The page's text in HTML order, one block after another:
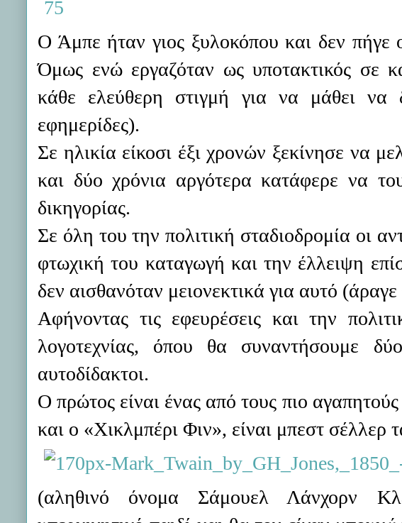
Ο Άμπε ήταν γιος ξυλοκόπου και δεν πήγε
Όμως ενώ εργαζόταν ως υποτακτικός σε
κάθε ελεύθερη στιγμή για να μάθει να
εφημερίδες).
Σε ηλικία είκοσι έξι χρονών ξεκίνησε να
και δύο χρόνια αργότερα κατάφερε να
δικηγορίας.
Σε όλη του την πολιτική σταδιοδρομία οι
φτωχική του καταγωγή και την έλλειψη
δεν αισθανόταν μειονεκτικά για αυτό
Αφήνοντας τις εφευρέσεις και την
λογοτεχνίας, όπου θα συναντήσουμε
αυτοδίδακτοι.
Ο πρώτος είναι ένας από τους πιο
και ο «Χικλμπέρι Φιν», είναι μπεστ σέλλερ
(αληθινό όνομα Σάμουελ Λάνχορν